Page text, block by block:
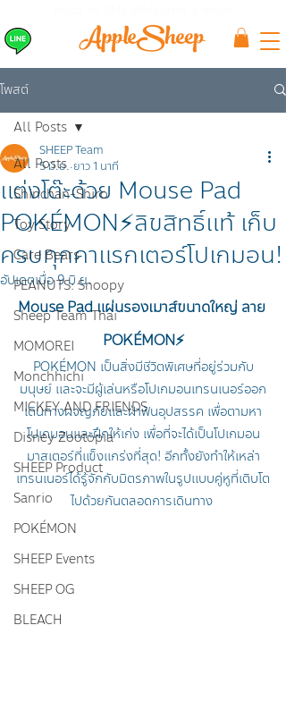
โพสต์
All Posts
Shinchan-Shiro
Toy Story
Care Bears
PEANUTS: Snoopy
Sheep Team Thai
MOMOREI
Monchhichi
MICKEY AND FRIENDS
Disney Zootopia
SHEEP Product
Sanrio
POKÉMON
SHEEP Events
SHEEP OG
BLEACH
All Posts
แต่งโต๊ะด้วย Mouse Pad
POKÉMON⚡ลิขสิทธิ์แท้ เก็บ
ครบทุกคาแรกเตอร์โปเกมอน!
SHEEP Team
5 มิ.ย. ยาว 1 นาที
อัปเดตเมื่อ9 มิ.ย.
Mouse Pad แผ่นรองเมาส์ขนาดใหญ่ ลาย
POKÉMON⚡
POKÉMON เป็นสิ่งมีชีวิตพิเศษที่อยู่ร่วมกับ
มนุษย์ และจะมีผู้เล่นหรือโปเกมอนเทรนเนอร์ออก
เดินทางผจญภัยและฝ่าฟันอุปสรรค เพื่อตามหา
โปเกมอนและฝึกให้เก่ง เพื่อที่จะได้เป็นโปเกมอน
มาสเตอร์ที่แข็งแกร่งที่สุด! อีกทั้งยังทำให้เหล่า
เทรนเนอร์ได้รู้จักกับมิตรภาพในรูปแบบคู่หูที่เติบโต
ไปด้วยกันตลอดการเดินทาง